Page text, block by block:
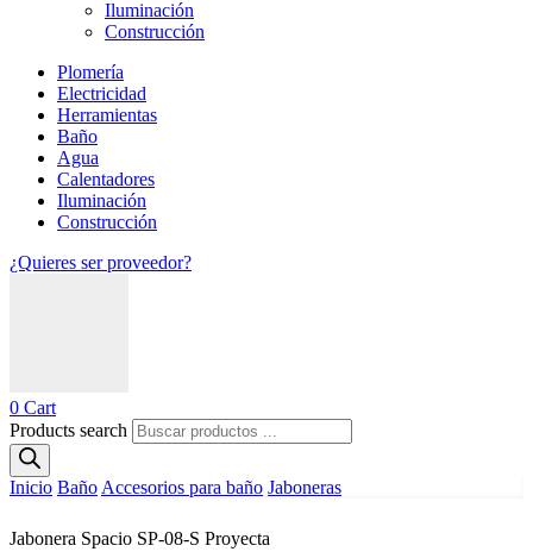
Iluminación
Construcción
Plomería
Electricidad
Herramientas
Baño
Agua
Calentadores
Iluminación
Construcción
¿Quieres ser proveedor?
0 Cart
Products search
Inicio Baño Accesorios para baño Jaboneras
Jabonera Spacio SP-08-S Proyecta